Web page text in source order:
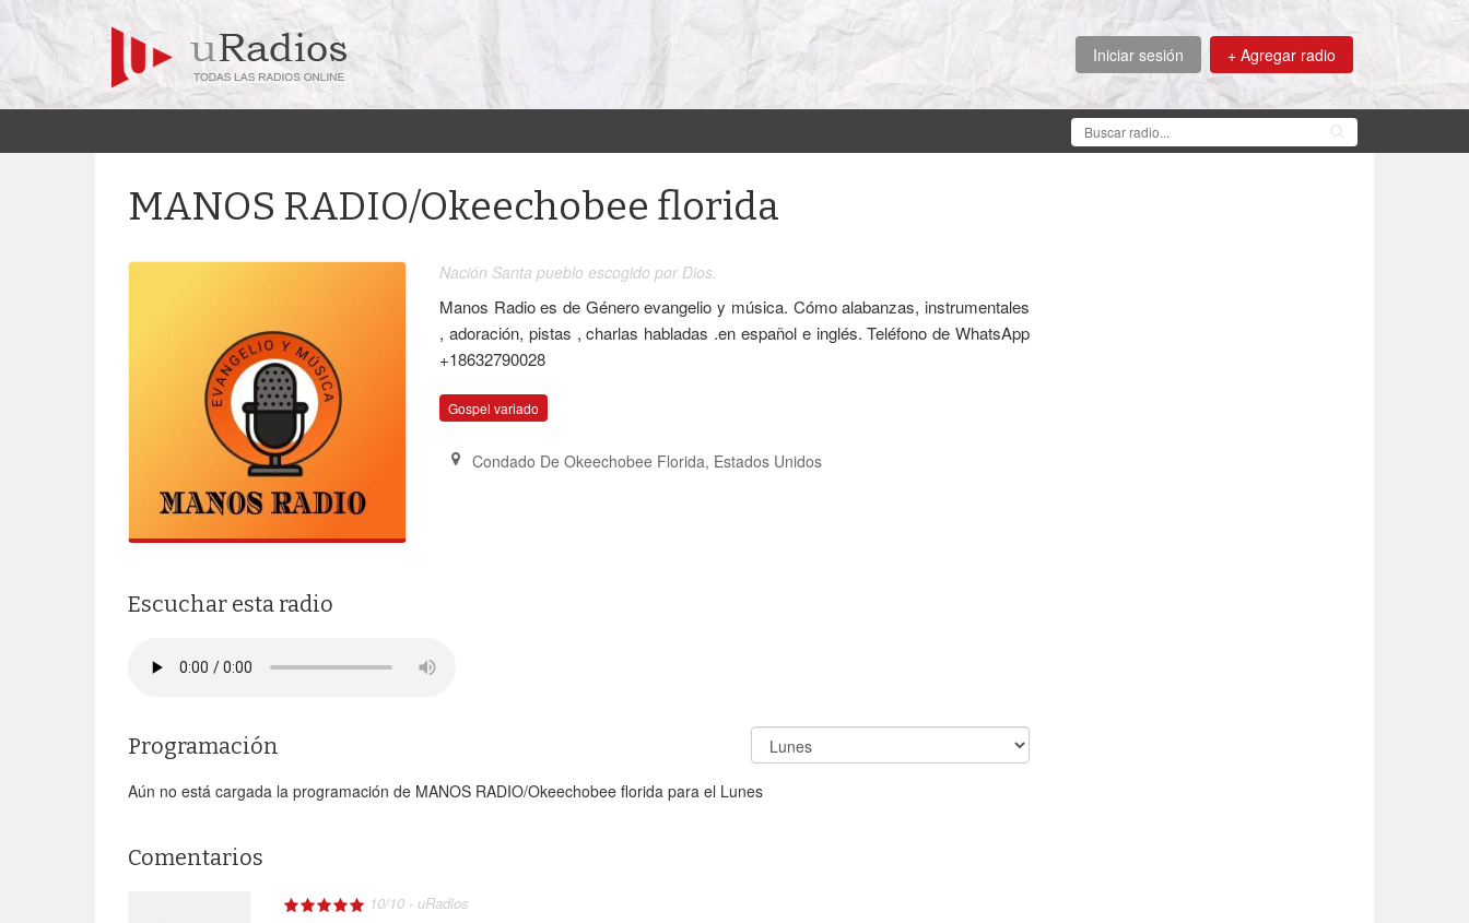
Iniciar sesión + Agregar radio
MANOS RADIO/Okeechobee florida
Nación Santa pueblo escogido por Dios.
Manos Radio es de Género evangelio y música. Cómo alabanzas, instrumentales
, adoración, pistas , charlas habladas .en español e inglés. Teléfono de WhatsApp
+18632790028
Gospel variado
Condado De Okeechobee Florida, Estados Unidos
Escuchar esta radio
Programación
Aún no está cargada la programación de MANOS RADIO/Okeechobee florida para el Lunes
Comentarios
10/10 - uRadios